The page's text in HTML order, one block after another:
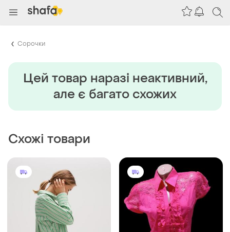
Сорочки
Цей товар наразi неактивний,
але є багато схожих
Схожі товари